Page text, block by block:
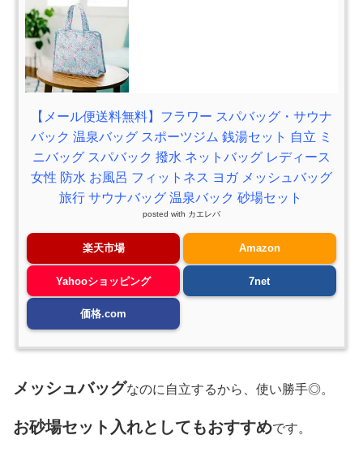
【メール便送料無料】フラワー スパバッグ・サウナ
バック 温泉バッグ スポーツジム 銭湯セット 自立 ミ
ニバッグ スパバック 撥水 ネットバッグ レディース
女性 防水 お風呂 フィットネス ヨガ メッシュバッグ
旅行 サウナバッグ 温泉バック 砂場セット
posted with カエレバ
楽天市場 Amazon
Yahooショッピング 7net
価格.com
メッシュバッグなのに自立するから、使い勝手◎。
お砂場セット入れとしてもおすすめです。